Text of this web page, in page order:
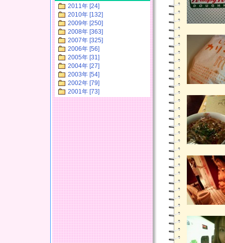
2011年 [24]
2010年 [132]
2009年 [250]
2008年 [363]
2007年 [325]
2006年 [56]
2005年 [31]
2004年 [27]
2003年 [54]
2002年 [79]
2001年 [73]